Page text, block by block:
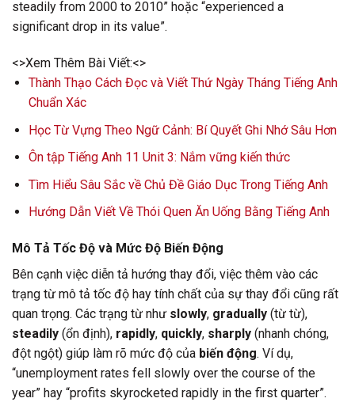
steadily from 2000 to 2010” hoặc “experienced a
significant drop in its value”.
<>Xem Thêm Bài Viết:<>
Thành Thạo Cách Đọc và Viết Thứ Ngày Tháng Tiếng Anh
Chuẩn Xác
Học Từ Vựng Theo Ngữ Cảnh: Bí Quyết Ghi Nhớ Sâu Hơn
Ôn tập Tiếng Anh 11 Unit 3: Nắm vững kiến thức
Tìm Hiểu Sâu Sắc về Chủ Đề Giáo Dục Trong Tiếng Anh
Hướng Dẫn Viết Về Thói Quen Ăn Uống Bằng Tiếng Anh
Mô Tả Tốc Độ và Mức Độ Biến Động
Bên cạnh việc diễn tả hướng thay đổi, việc thêm vào các
trạng từ mô tả tốc độ hay tính chất của sự thay đổi cũng rất
quan trọng. Các trạng từ như slowly, gradually (từ từ),
steadily (ổn định), rapidly, quickly, sharply (nhanh chóng,
đột ngột) giúp làm rõ mức độ của biến động. Ví dụ,
“unemployment rates fell slowly over the course of the
year” hay “profits skyrocketed rapidly in the first quarter”.